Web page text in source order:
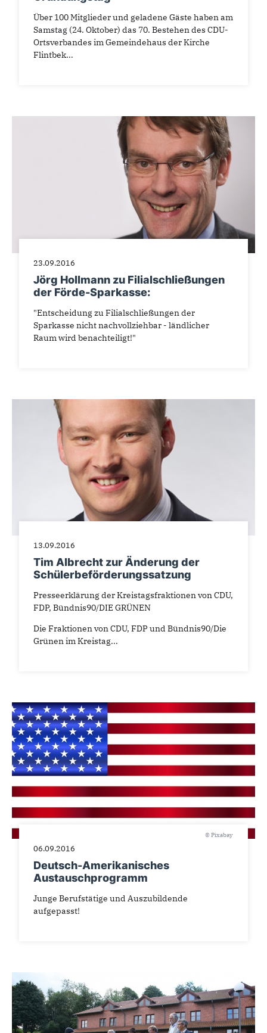
Über 100 Mitglieder und geladene Gäste haben am
Samstag (24. Oktober) das 70. Bestehen des CDU-
Ortsverbandes im Gemeindehaus der Kirche
Flintbek...
23.09.2016
Jörg Hollmann zu Filialschließungen
der Förde-Sparkasse:
"Entscheidung zu Filialschließungen der
Sparkasse nicht nachvollziehbar - ländlicher
Raum wird benachteiligt!"
13.09.2016
Tim Albrecht zur Änderung der
Schülerbeförderungssatzung
Presseerklärung der Kreistagsfraktionen von CDU,
FDP, Bündnis90/DIE GRÜNEN
Die Fraktionen von CDU, FDP und Bündnis90/Die
Grünen im Kreistag...
© Pixabay
06.09.2016
Deutsch-Amerikanisches
Austauschprogramm
Junge Berufstätige und Auszubildende
aufgepasst!